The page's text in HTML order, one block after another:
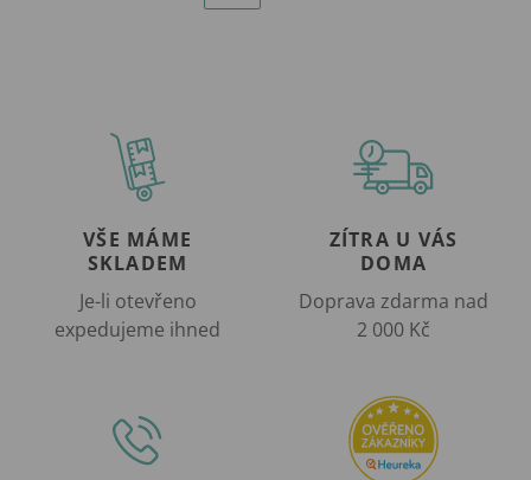
VŠE MÁME
SKLADEM
Je-li otevřeno
expedujeme ihned
ZÍTRA U VÁS
DOMA
Doprava zdarma nad
2 000 Kč